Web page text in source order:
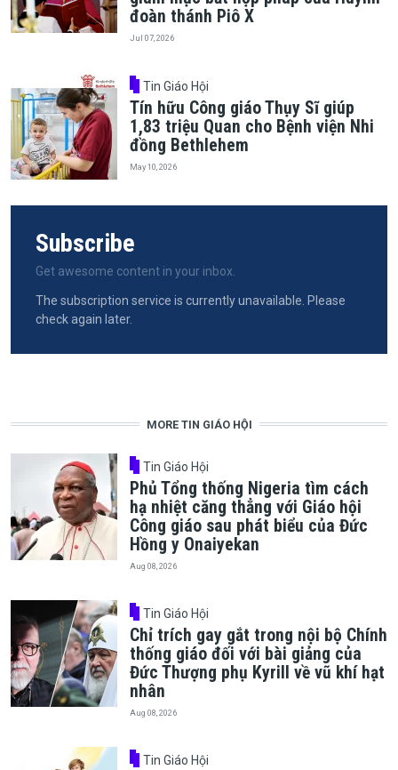
đoàn thánh Piô X
Jul 07, 2026
Tin Giáo Hội
Tín hữu Công giáo Thụy Sĩ giúp
1,83 triệu Quan cho Bệnh viện Nhi
đồng Bethlehem
May 10, 2026
Subscribe
Get awesome content in your inbox.
The subscription service is currently unavailable. Please
check again later.
MORE TIN GIÁO HỘI
Tin Giáo Hội
Phủ Tổng thống Nigeria tìm cách
hạ nhiệt căng thẳng với Giáo hội
Công giáo sau phát biểu của Đức
Hồng y Onaiyekan
Aug 08, 2026
Tin Giáo Hội
Chỉ trích gay gắt trong nội bộ Chính
thống giáo đối với bài giảng của
Đức Thượng phụ Kyrill về vũ khí hạt
nhân
Aug 08, 2026
Tin Giáo Hội